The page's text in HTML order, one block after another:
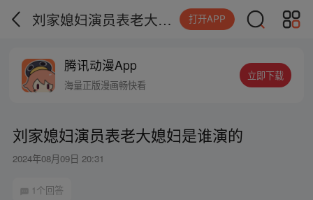
刘家媳妇演员表老大媳妇是谁演的 打开APP
腾讯动漫App
海量正版漫画畅快看
立即下载
刘家媳妇演员表老大媳妇是谁演的
2024年08月09日 20:31
1个回答